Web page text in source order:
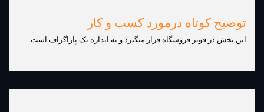
توضیح کوتاه درمورد کسب و کار
این بخش در فوتر فروشگاه قرار میگیرد و به اندازه یک پاراگراف است.